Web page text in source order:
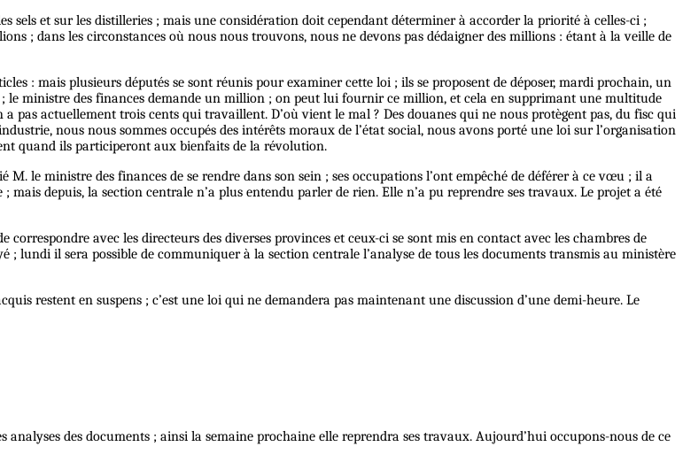
sels et sur les distilleries ; mais une considération doit cependant déterminer à accorder la priorité à celles-ci ;
; dans les circonstances où nous nous trouvons, nous ne devons pas dédaigner des millions : étant à la veille de
: mais plusieurs députés se sont réunis pour examiner cette loi ; ils se proposent de déposer, mardi prochain, un
le ministre des finances demande un million ; on peut lui fournir ce million, et cela en supprimant une multitude
pas actuellement trois cents qui travaillent. D’où vient le mal ? Des douanes qui ne nous protègent pas, du fisc qui
nous nous sommes occupés des intérêts moraux de l’état social, nous avons porté une loi sur l’organisation
quand ils participeront aux bienfaits de la révolution.
M. le ministre des finances de se rendre dans son sein ; ses occupations l’ont empêché de déférer à ce vœu ; il a
depuis, la section centrale n’a plus entendu parler de rien. Elle n’a pu reprendre ses travaux. Le projet a été
avec les directeurs des diverses provinces et ceux-ci se sont mis en contact avec les chambres de
; lundi il sera possible de communiquer à la section centrale l’analyse de tous les documents transmis au ministère
restent en suspens ; c’est une loi qui ne demandera pas maintenant une discussion d’une demi-heure. Le
des documents ; ainsi la semaine prochaine elle reprendra ses travaux. Aujourd’hui occupons-nous de ce